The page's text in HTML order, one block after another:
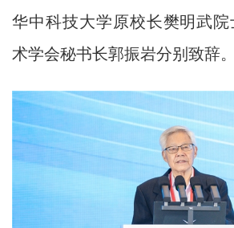
华中科技大学原校长樊明武
术学会秘书长郭振岩分别致辞。